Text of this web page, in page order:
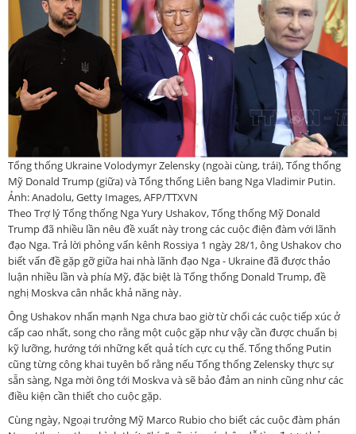
Tổng thống Ukraine Volodymyr Zelensky (ngoài cùng, trái), Tổng thống
Mỹ Donald Trump (giữa) và Tổng thống Liên bang Nga Vladimir Putin.
Ảnh: Anadolu, Getty Images, AFP/TTXVN
Theo Trợ lý Tổng thống Nga Yury Ushakov, Tổng thống Mỹ Donald
Trump đã nhiều lần nêu đề xuất này trong các cuộc điện đàm với lãnh
đạo Nga. Trả lời phỏng vấn kênh Rossiya 1 ngày 28/1, ông Ushakov cho
biết vấn đề gặp gỡ giữa hai nhà lãnh đạo Nga - Ukraine đã được thảo
luận nhiều lần và phía Mỹ, đặc biệt là Tổng thống Donald Trump, đề
nghị Moskva cân nhắc khả năng này.
Ông Ushakov nhấn mạnh Nga chưa bao giờ từ chối các cuộc tiếp xúc ở
cấp cao nhất, song cho rằng một cuộc gặp như vậy cần được chuẩn bị
kỹ lưỡng, hướng tới những kết quả tích cực cụ thể. Tổng thống Putin
cũng từng công khai tuyên bố rằng nếu Tổng thống Zelensky thực sự
sẵn sàng, Nga mời ông tới Moskva và sẽ bảo đảm an ninh cũng như các
điều kiện cần thiết cho cuộc gặp.
Cùng ngày, Ngoại trưởng Mỹ Marco Rubio cho biết các cuộc đàm phán